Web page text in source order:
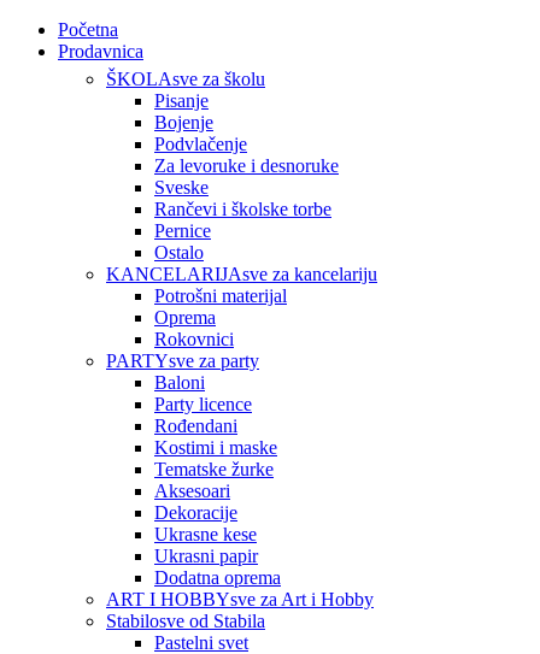
Početna
Prodavnica
ŠKOLAsve za školu
Pisanje
Bojenje
Podvlačenje
Za levoruke i desnoruke
Sveske
Rančevi i školske torbe
Pernice
Ostalo
KANCELARIJAsve za kancelariju
Potrošni materijal
Oprema
Rokovnici
PARTYsve za party
Baloni
Party licence
Rođendani
Kostimi i maske
Tematske žurke
Aksesoari
Dekoracije
Ukrasne kese
Ukrasni papir
Dodatna oprema
ART I HOBBYsve za Art i Hobby
Stabilosve od Stabila
Pastelni svet